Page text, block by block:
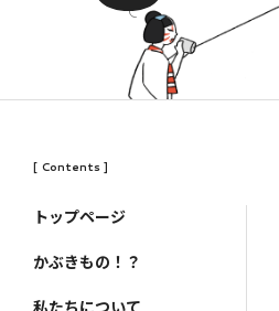
[ Contents ]
トップページ
かぶきもの！？